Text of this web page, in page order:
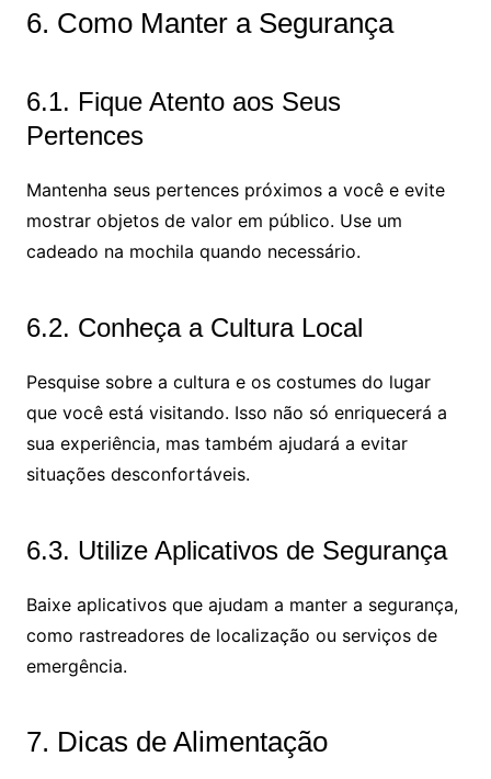
6. Como Manter a Segurança
6.1. Fique Atento aos Seus
Pertences
Mantenha seus pertences próximos a você e evite
mostrar objetos de valor em público. Use um
cadeado na mochila quando necessário.
6.2. Conheça a Cultura Local
Pesquise sobre a cultura e os costumes do lugar
que você está visitando. Isso não só enriquecerá a
sua experiência, mas também ajudará a evitar
situações desconfortáveis.
6.3. Utilize Aplicativos de Segurança
Baixe aplicativos que ajudam a manter a segurança,
como rastreadores de localização ou serviços de
emergência.
7. Dicas de Alimentação